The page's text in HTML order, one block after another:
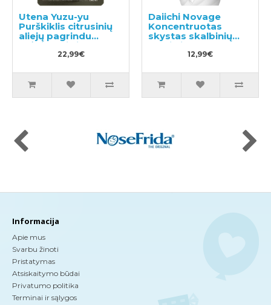
Utena Yuzu-yu
Purškiklis citrusinių
aliejų pagrindu
drėkinantis ir
maitinantis plaukus,
22,99€
Daiichi Novage
Koncentruotas
skystas skalbinių
ploviklis 300ml
12,99€
Informacija
Apie mus
Svarbu žinoti
Pristatymas
Atsiskaitymo būdai
Privatumo politika
Terminai ir sąlygos